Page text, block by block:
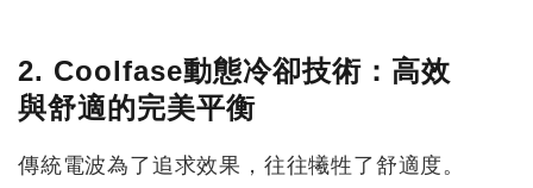
2. Coolfase動態冷卻技術：高效
與舒適的完美平衡
傳統電波為了追求效果，往往犧牲了舒適度。